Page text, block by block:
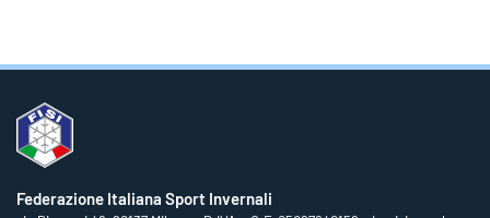
Federazione Italiana Sport Invernali